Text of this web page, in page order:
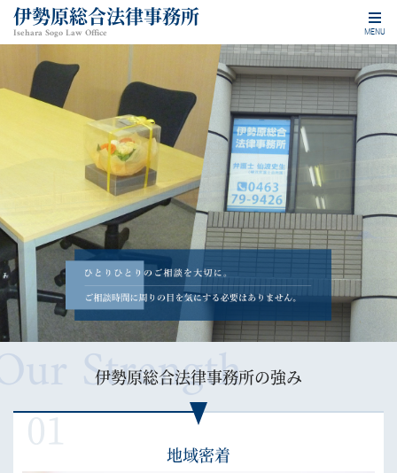
伊勢原総合法律事務所
Isehara Sogo Law Office MENU
伊勢原総合法律事務所の強み
地域密着